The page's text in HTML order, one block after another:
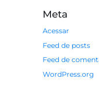
Meta
Acessar
Feed de posts
Feed de
WordPress.org